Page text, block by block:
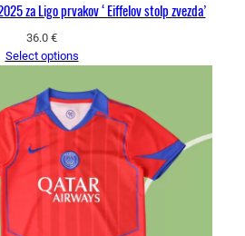
za Ligo prvakov ‘Eiffelov stolp zvezda’
36.0 €
Select options